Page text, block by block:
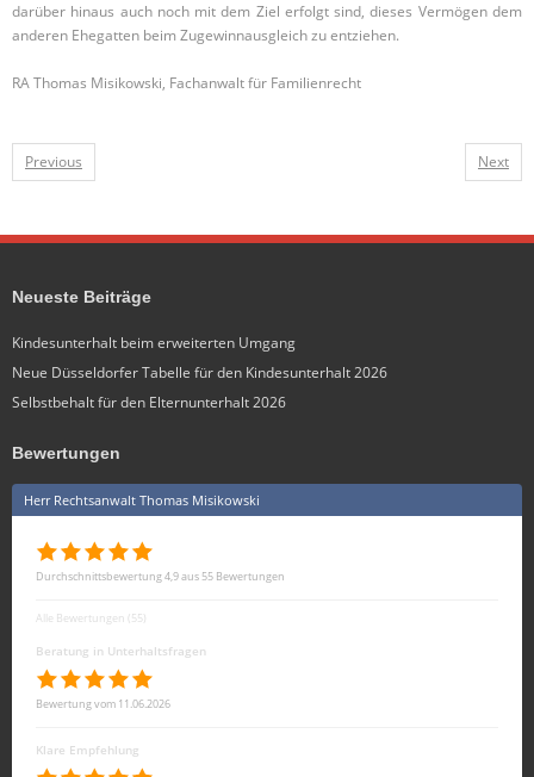
darüber hinaus auch noch mit dem Ziel erfolgt sind, dieses Vermögen dem
anderen Ehegatten beim Zugewinnausgleich zu entziehen.
RA Thomas Misikowski, Fachanwalt für Familienrecht
Previous Next
Neueste Beiträge
Kindesunterhalt beim erweiterten Umgang
Neue Düsseldorfer Tabelle für den Kindesunterhalt 2026
Selbstbehalt für den Elternunterhalt 2026
Bewertungen
Herr Rechtsanwalt Thomas Misikowski
Durchschnittsbewertung 4,9 aus 55 Bewertungen
Alle Bewertungen (55)
Beratung in Unterhaltsfragen
Bewertung vom 11.06.2026
Klare Empfehlung